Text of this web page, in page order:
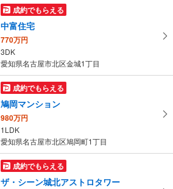
成約でもらえる
中富住宅
770万円
3DK
愛知県名古屋市北区金城1丁目
成約でもらえる
鳩岡マンション
980万円
1LDK
愛知県名古屋市北区鳩岡町1丁目
成約でもらえる
ザ・シーン城北アストロタワー